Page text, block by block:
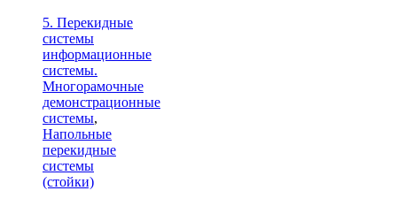
5. Перекидные
системы
информационные
системы.
Многорамочные
демонстрационные
системы,
Напольные
перекидные
системы
(стойки)